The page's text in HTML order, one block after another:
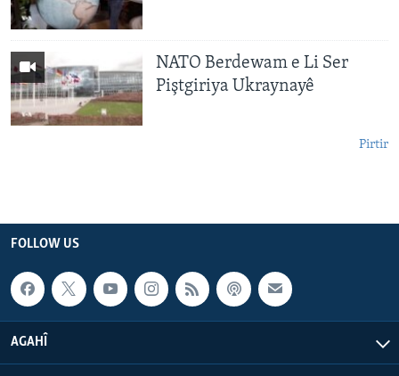
NATO Berdewam e Li Ser
Piştgiriya Ukraynayê
Pirtir
FOLLOW US
AGAHÎ